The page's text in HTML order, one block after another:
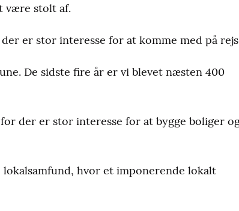
være stolt af.
er stor interesse for at komme med på
De sidste fire år er vi blevet næsten 400
der er stor interesse for at bygge boliger
hvor et imponerende lokalt